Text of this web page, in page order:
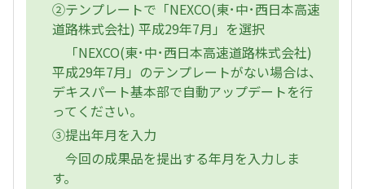
②テンプレートで「NEXCO(東･中･西日本高速
道路株式会社) 平成29年7月」を選択
「NEXCO(東･中･西日本高速道路株式会社)
平成29年7月」のテンプレートがない場合は、
デキスパート基本部で自動アップデートを行
ってください。
③提出年月を入力
今回の成果品を提出する年月を入力しま
す。